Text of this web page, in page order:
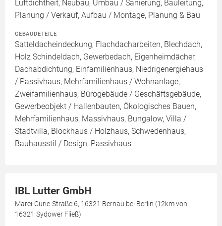
Luftdichtheit, Neubau, Umbau / Sanierung, Bauleitung,
Planung / Verkauf, Aufbau / Montage, Planung & Bau
GEBÄUDETEILE
Satteldacheindeckung, Flachdacharbeiten, Blechdach,
Holz Schindeldach, Gewerbedach, Eigenheimdächer,
Dachabdichtung, Einfamilienhaus, Niedrigenergiehaus
/ Passivhaus, Mehrfamilienhaus / Wohnanlage,
Zweifamilienhaus, Bürogebäude / Geschäftsgebäude,
Gewerbeobjekt / Hallenbauten, Ökologisches Bauen,
Mehrfamilienhaus, Massivhaus, Bungalow, Villa /
Stadtvilla, Blockhaus / Holzhaus, Schwedenhaus,
Bauhausstil / Design, Passivhaus
IBL Lutter GmbH
Marei-Curie-Straße 6, 16321 Bernau bei Berlin (12km von
16321 Sydower Fließ)